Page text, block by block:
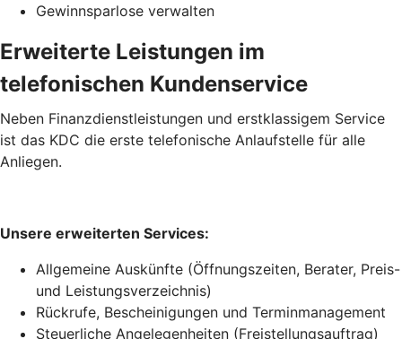
Gewinnsparlose verwalten
Erweiterte Leistungen im
telefonischen Kundenservice
Neben Finanzdienstleistungen und erstklassigem Service
ist das KDC die erste telefonische Anlaufstelle für alle
Anliegen.
Unsere erweiterten Services:
Allgemeine Auskünfte (Öffnungszeiten, Berater, Preis-
und Leistungsverzeichnis)
Rückrufe, Bescheinigungen und Terminmanagement
Steuerliche Angelegenheiten (Freistellungsauftrag)